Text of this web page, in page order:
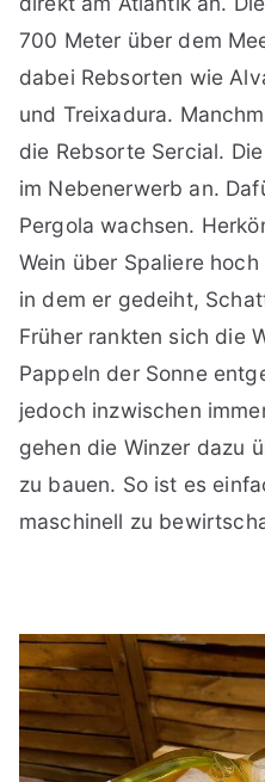
700 Meter über dem
dabei Rebsorten wie
und Treixadura.
die Rebsorte Sercial.
im Nebenerwerb an.
Pergola wachsen.
Wein über Spaliere
in dem er gedeiht,
Früher rankten sich die
Pappeln der Sonne
jedoch inzwischen
gehen die Winzer dazu
zu bauen. So ist es
maschinell zu